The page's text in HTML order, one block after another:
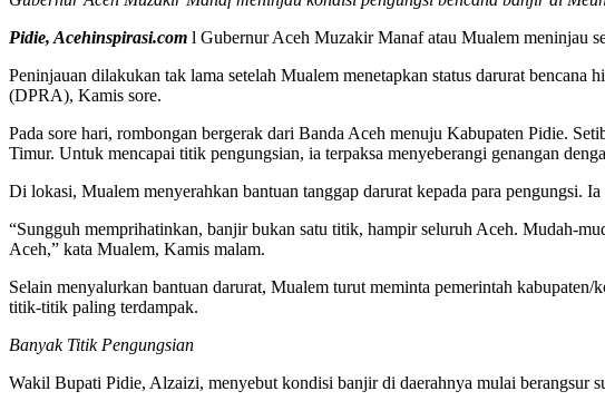
Pidie, Acehinspirasi.com l Gubernur Aceh Muzakir Manaf atau Mualem meninjau
Peninjauan dilakukan tak lama setelah Mualem menetapkan status darurat
(DPRA), Kamis sore.
Pada sore hari, rombongan bergerak dari Banda Aceh menuju Kabupaten Pidie.
Timur. Untuk mencapai titik pengungsian, ia terpaksa menyeberangi genangan
Di lokasi, Mualem menyerahkan bantuan tanggap darurat kepada para pengungsi.
“Sungguh memprihatinkan, banjir bukan satu titik, hampir seluruh Aceh. Mudah-
Aceh,” kata Mualem, Kamis malam.
Selain menyalurkan bantuan darurat, Mualem turut meminta pemerintah
titik-titik paling terdampak.
Banyak Titik Pengungsian
Wakil Bupati Pidie, Alzaizi, menyebut kondisi banjir di daerahnya mulai berangsur